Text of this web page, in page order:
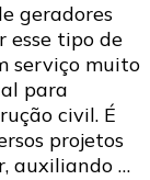
geradores
esse tipo de
serviço muito
para
civil. É
projetos
auxiliando …